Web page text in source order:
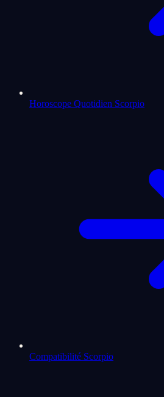
Horoscope Quotidien Scorpio
Compatibilité Scorpio